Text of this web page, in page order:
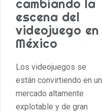
cambiando la
escena del
videojuego en
México
Los videojuegos se
están convirtiendo en un
mercado altamente
explotable y de gran